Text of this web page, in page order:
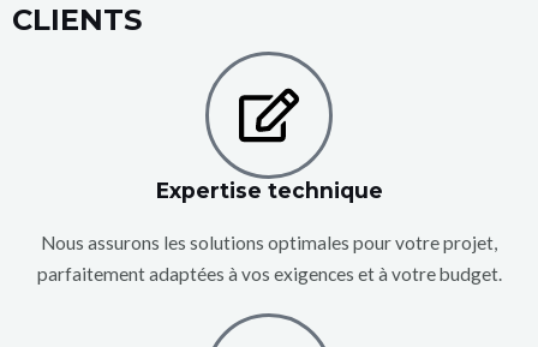
CLIENTS
Expertise technique
Nous assurons les solutions optimales pour votre projet,
parfaitement adaptées à vos exigences et à votre budget.